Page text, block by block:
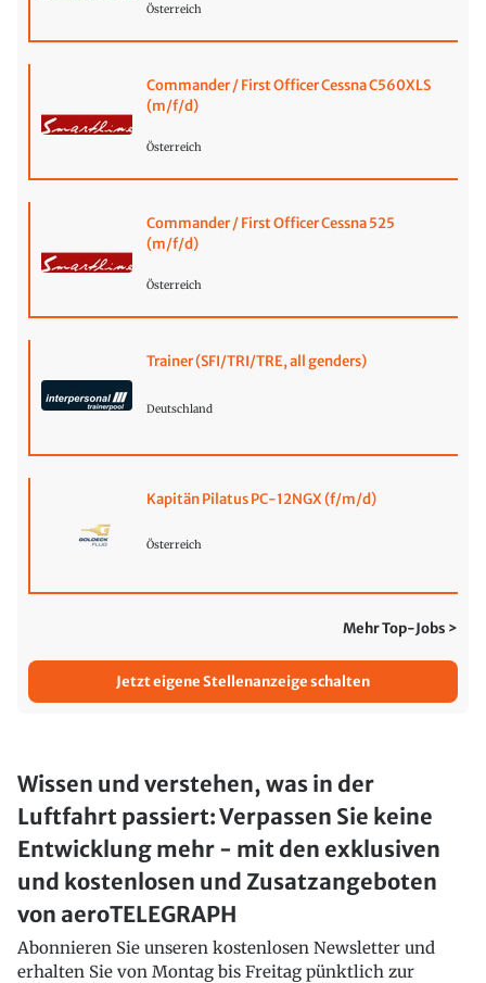
Österreich
Commander / First Officer Cessna C560XLS
(m/f/d)
Österreich
Commander / First Officer Cessna 525
(m/f/d)
Österreich
Trainer (SFI/TRI/TRE, all genders)
Deutschland
Kapitän Pilatus PC-12NGX (f/m/d)
Österreich
Mehr Top-Jobs >
Jetzt eigene Stellenanzeige schalten
Wissen und verstehen, was in der
Luftfahrt passiert: Verpassen Sie keine
Entwicklung mehr - mit den exklusiven
und kostenlosen und Zusatzangeboten
von aeroTELEGRAPH
Abonnieren Sie unseren kostenlosen Newsletter und
erhalten Sie von Montag bis Freitag pünktlich zur